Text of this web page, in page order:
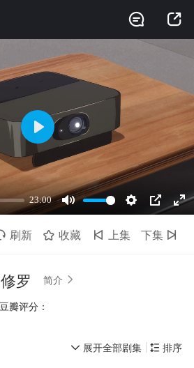


刷新  收藏  上集 下集 
罗 简介 
瓣评分：
 排序
 展开全部剧集